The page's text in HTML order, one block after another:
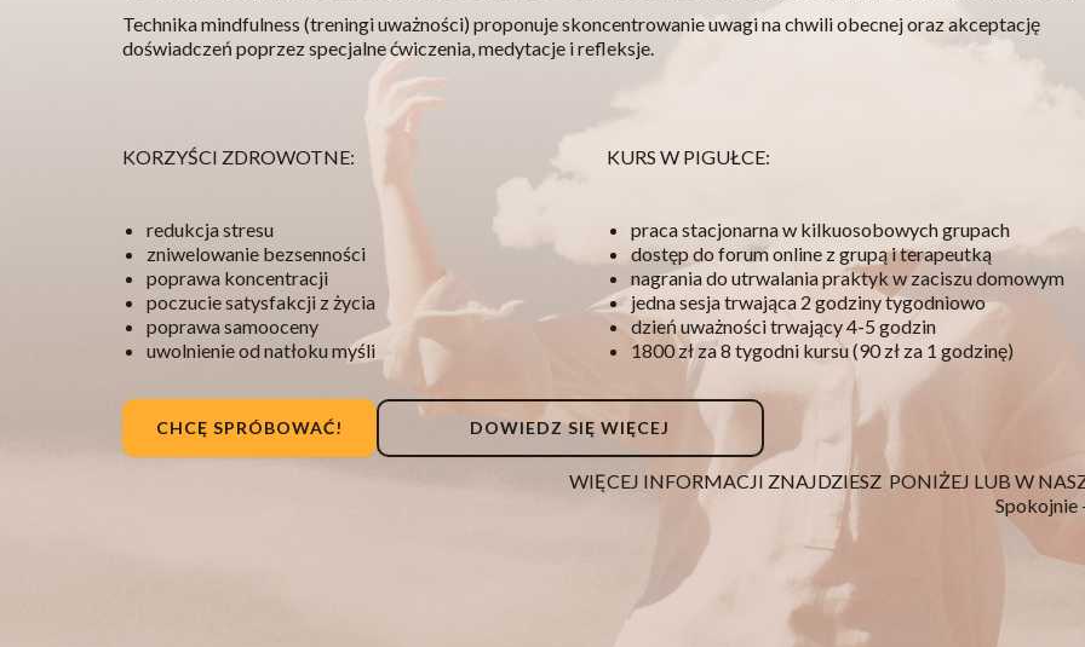
Technika mindfulness (treningi uważności) proponuje skoncentrowanie uwagi na chwili obecnej oraz akceptację
doświadczeń poprzez specjalne ćwiczenia, medytacje i refleksje.
KORZYŚCI ZDROWOTNE:
redukcja stresu
zniwelowanie bezsenności
poprawa koncentracji
poczucie satysfakcji z życia
poprawa samooceny
uwolnienie od natłoku myśli
KURS W PIGUŁCE:
praca stacjonarna w kilkuosobowych grupach
dostęp do forum online z grupą i terapeutką
nagrania do utrwalania praktyk w zaciszu domowym
jedna sesja trwająca 2 godziny tygodniowo
dzień uważności trwający 4-5 godzin
1800 zł za 8 tygodni kursu (90 zł za 1 godzinę)
CHCĘ SPRÓBOWAĆ! DOWIEDZ SIĘ WIĘCEJ
WIĘCEJ INFORMACJI ZNAJDZIESZ PONIŻEJ LUB W
Spokojnie